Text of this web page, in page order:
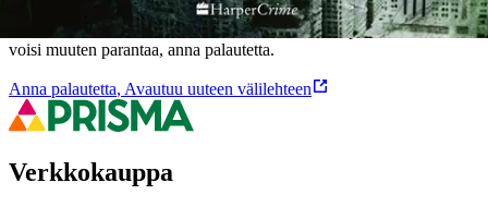
Ovatko tuotetiedot riittävät? Jos tuotetiedoissa on puutteita tai niitä
voisi muuten parantaa, anna palautetta.
Anna palautetta, Avautuu uuteen välilehteen
Verkkokauppa